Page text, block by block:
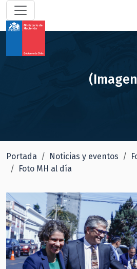
Portada Noticias y eventos
Foto MH al día